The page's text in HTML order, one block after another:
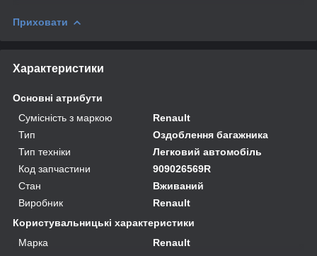
Приховати
Характеристики
Основні атрибути
Сумісність з маркою
Renault
Тип
Оздоблення багажника
Тип техніки
Легковий автомобіль
Код запчастини
909026569R
Стан
Вживаний
Виробник
Renault
Користувальницькі характеристики
Марка
Renault